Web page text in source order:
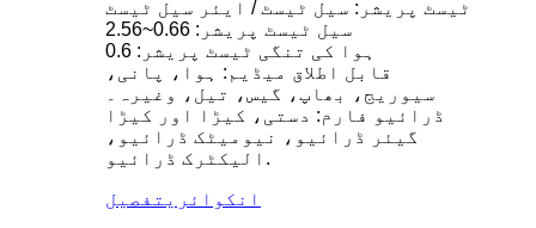
ٹیسٹ پریشر: سیل ٹیسٹ / ایئر سیل ٹیسٹ
سیل ٹیسٹ پریشر: 0.66~2.56
ہوا کی تنگی ٹیسٹ پریشر: 0.6
قابل اطلاق میڈیم: ہوا، پانی،
سیوریج، بھاپ، گیس، تیل، وغیرہ۔
ڈرائیو فارم: دستی، کیڑا اور کیڑا
گیئر ڈرائیو، نیومیٹک ڈرائیو،
الیکٹرک ڈرائیو.
انکوائری تفصیل